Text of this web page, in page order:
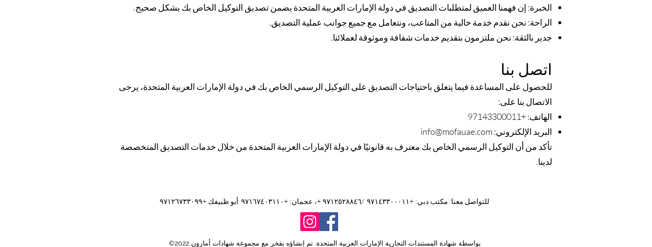
الخبرة: إن فهمنا العميق لمتطلبات التصديق في دولة الإمارات العربية المتحدة يضمن تصديق التوكيل الخاص بك بشكل صحيح.
الراحة: نحن نقدم خدمة خالية من المتاعب، ونتعامل مع جميع جوانب عملية التصديق.
جدير بالثقة: نحن ملتزمون بتقديم خدمات شفافة وموثوقة لعملائنا.
اتصل بنا
للحصول على المساعدة فيما يتعلق باحتياجات التصديق على التوكيل الرسمي الخاص بك في دولة الإمارات العربية المتحدة، يرجى
الاتصال بنا على:
الهاتف: +97143300011
البريد الإلكتروني:info@mofauae.com
تأكد من أن التوكيل الرسمي الخاص بك معترف به قانونيًا في دولة الإمارات العربية المتحدة من خلال خدمات التصديق المتخصصة
لدينا.
©2022 بواسطة شهادة المستندات التجارية الإمارات العربية المتحدة. تم إنشاؤه بفخر مع مجموعة شهادات أمازون